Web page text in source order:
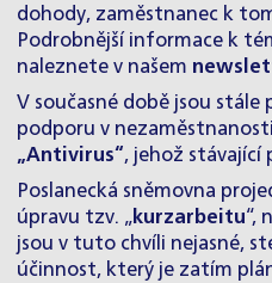
dohody, zaměstnanec k
Podrobnější informace k
naleznete v našem
V současné době jsou
podporu v
„Antivirus“, jehož stávající
Poslanecká sněmovna
úpravu tzv. „kurzarbeitu“,
jsou v tuto chvíli nejasné,
účinnost, který je zatím